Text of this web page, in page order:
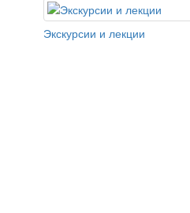
Экскурсии и лекции